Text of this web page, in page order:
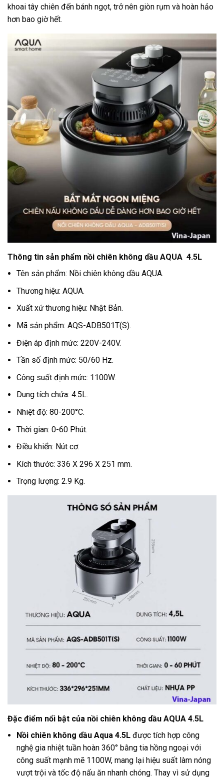
khoai tây chiên đến bánh ngọt, trở nên giòn rụm và hoàn hảo
hơn bao giờ hết.
Thông tin sản phẩm nồi chiên không dầu AQUA 4.5L
Tên sản phẩm: Nồi chiên không dầu AQUA.
Thương hiệu: AQUA.
Xuất xứ thương hiệu: Nhật Bản.
Mã sản phẩm: AQS-ADB501T(S).
Điện áp định mức: 220V-240V.
Tần số định mức: 50/60 Hz.
Công suất định mức: 1100W.
Dung tích chứa: 4.5L.
Nhiệt độ: 80-200°C.
Thời gian: 0-60 Phút.
Điều khiển: Nút cơ.
Kích thước: 336 X 296 X 251 mm.
Trọng lượng: 2.9 Kg.
Đặc điểm nổi bật của nồi chiên không dầu AQUA 4.5L
Nồi chiên không dầu Aqua 4.5L được tích hợp công
nghệ gia nhiệt tuần hoàn 360° bằng tia hồng ngoại với
công suất mạnh mẽ 1100W, mang lại hiệu suất làm nóng
vượt trội và tốc độ nấu ăn nhanh chóng. Thay vì sử dụng